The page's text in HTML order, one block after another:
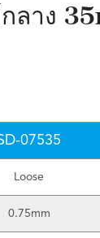
ลาง
07535
Loose
0.75mm